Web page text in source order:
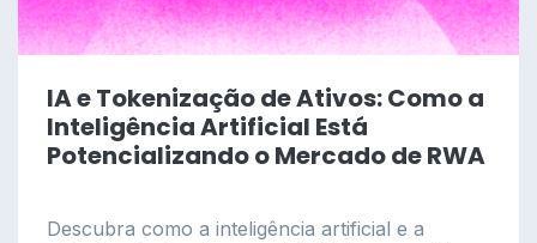
IA e Tokenização de Ativos: Como a
Inteligência Artificial Está
Potencializando o Mercado de RWA
Descubra como a inteligência artificial e a